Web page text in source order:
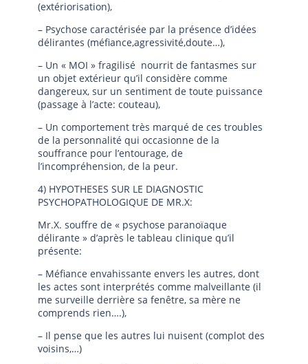
(extériorisation),
– Psychose caractérisée par la présence d’idées
délirantes (méfiance,agressivité,doute…),
– Un « MOI » fragilisé nourrit de fantasmes sur
un objet extérieur qu’il considère comme
dangereux, sur un sentiment de toute puissance
(passage à l’acte: couteau),
– Un comportement très marqué de ces troubles
de la personnalité qui occasionne de la
souffrance pour l’entourage, de
l’incompréhension, de la peur.
4) HYPOTHESES SUR LE DIAGNOSTIC
PSYCHOPATHOLOGIQUE DE MR.X:
Mr.X. souffre de « psychose paranoïaque
délirante » d’après le tableau clinique qu’il
présente:
– Méfiance envahissante envers les autres, dont
les actes sont interprétés comme malveillante (il
me surveille derrière sa fenêtre, sa mère ne
comprends rien….),
– Il pense que les autres lui nuisent (complot des
voisins,…)